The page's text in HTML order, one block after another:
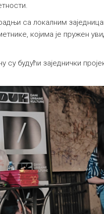
са локалним
којима је пружен
будући заједнички